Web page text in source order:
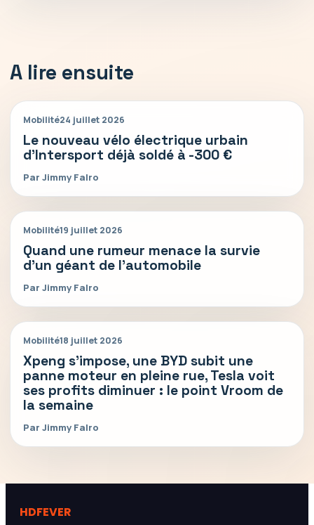
A lire ensuite
Mobilité24 juillet 2026
Le nouveau vélo électrique urbain
d’Intersport déjà soldé à -300 €
Par Jimmy Falro
Mobilité19 juillet 2026
Quand une rumeur menace la survie
d’un géant de l’automobile
Par Jimmy Falro
Mobilité18 juillet 2026
Xpeng s’impose, une BYD subit une
panne moteur en pleine rue, Tesla voit
ses profits diminuer : le point Vroom de
la semaine
Par Jimmy Falro
HDFEVER